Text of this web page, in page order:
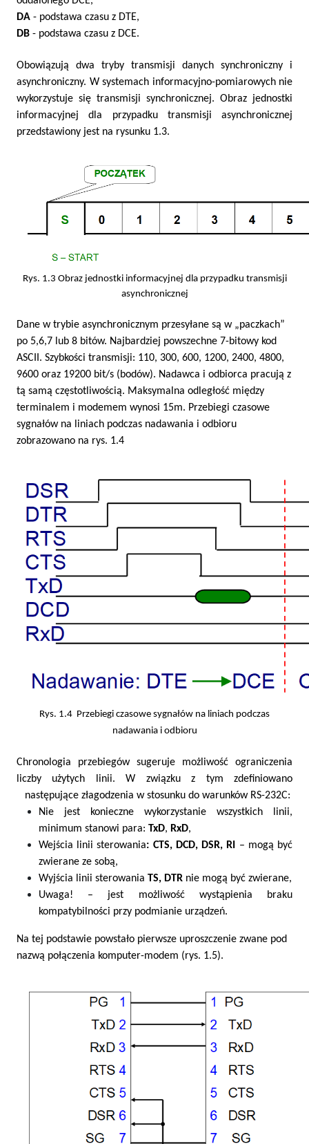
DA - podstawa czasu z DTE,
DB - podstawa czasu z DCE.
Obowiązują dwa tryby transmisji danych synchroniczny i
asynchroniczny. W systemach informacyjno-pomiarowych nie
wykorzystuje się transmisji synchronicznej. Obraz jednostki
informacyjnej dla przypadku transmisji asynchronicznej
przedstawiony jest na rysunku 1.3.
Rys. 1.3 Obraz jednostki informacyjnej dla przypadku transmisji
asynchronicznej
Dane w trybie asynchronicznym przesyłane są w „paczkach”
po 5,6,7 lub 8 bitów. Najbardziej powszechne 7-bitowy kod
ASCII. Szybkości transmisji: 110, 300, 600, 1200, 2400, 4800,
9600 oraz 19200 bit/s (bodów). Nadawca i odbiorca pracują z
tą samą częstotliwością. Maksymalna odległość między
terminalem i modemem wynosi 15m. Przebiegi czasowe
sygnałów na liniach podczas nadawania i odbioru
zobrazowano na rys. 1.4
Rys. 1.4 Przebiegi czasowe sygnałów na liniach podczas
nadawania i odbioru
Chronologia przebiegów sugeruje możliwość ograniczenia
liczby użytych linii. W związku z tym zdefiniowano
następujące złagodzenia w stosunku do warunków RS-232C:
Nie jest konieczne wykorzystanie wszystkich linii,
minimum stanowi para: TxD, RxD,
Wejścia linii sterowania: CTS, DCD, DSR, RI
– mogą być
zwierane ze sobą,
Wyjścia linii sterowania TS, DTR nie mogą być zwierane,
Uwaga! – jest możliwość wystąpienia braku
kompatybilności przy podmianie urządzeń.
Na tej podstawie powstało pierwsze uproszczenie zwane pod
nazwą połączenia komputer-modem (rys. 1.5).